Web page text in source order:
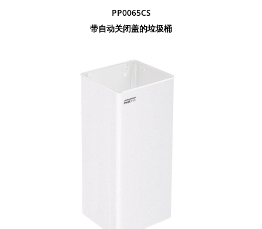
PP0065CS
带自动关闭盖的垃圾桶